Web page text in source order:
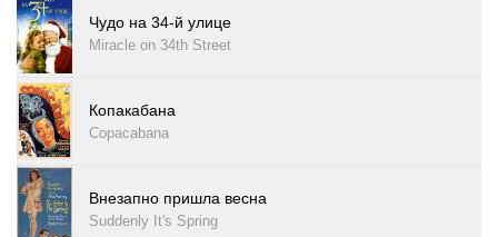
Чудо на 34-й улице
Miracle on 34th Street
Копакабана
Copacabana
Внезапно пришла весна
Suddenly It's Spring